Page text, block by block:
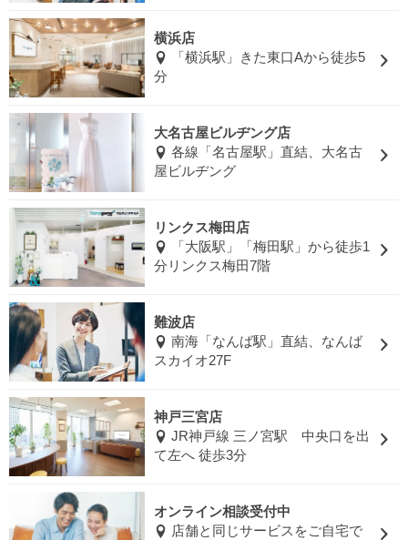
横浜店
「横浜駅」きた東口Aから徒歩5
分
大名古屋ビルヂング店
各線「名古屋駅」直結、大名古
屋ビルヂング
リンクス梅田店
「大阪駅」「梅田駅」から徒歩1
分リンクス梅田7階
難波店
南海「なんば駅」直結、なんば
スカイオ27F
神戸三宮店
JR神戸線 三ノ宮駅 中央口を出
て左へ 徒歩3分
オンライン相談受付中
店舗と同じサービスをご自宅で